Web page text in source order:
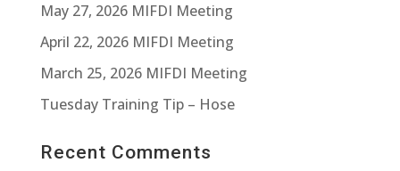
May 27, 2026 MIFDI Meeting
April 22, 2026 MIFDI Meeting
March 25, 2026 MIFDI Meeting
Tuesday Training Tip – Hose
Recent Comments